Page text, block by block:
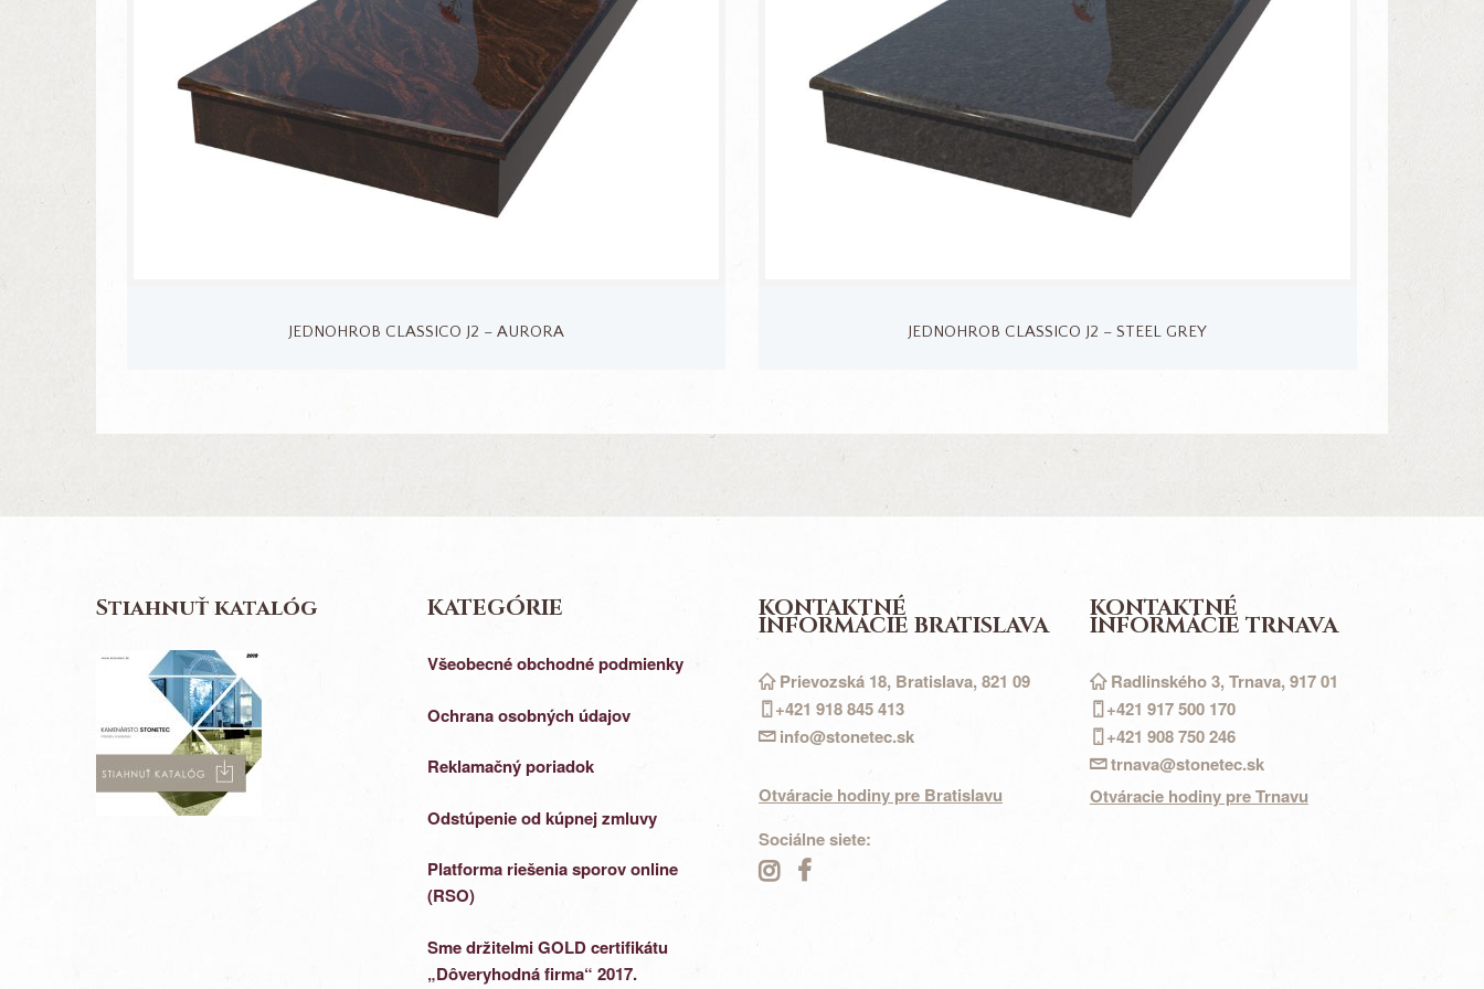
JEDNOHROB CLASSICO J2 – AURORA JEDNOHROB CLASSICO J2 – STEEL GREY
Stiahnuť katalóg KATEGÓRIE
Všeobecné obchodné podmienky
Ochrana osobných údajov
Reklamačný poriadok
Odstúpenie od kúpnej zmluvy
Platforma riešenia sporov online
(RSO)
Sme držitelmi GOLD certifikátu
„Dôveryhodná firma“ 2017.
KONTAKTNÉ
INFORMÁCIE BRATISLAVA
Prievozská 18, Bratislava, 821 09
+421 918 845 413
info@stonetec.sk
Otváracie hodiny pre Bratislavu
Sociálne siete:
KONTAKTNÉ
INFORMÁCIE TRNAVA
Radlinského 3, Trnava, 917 01
+421 917500 170
+421 908 750 246
trnava@stonetec.sk
Otváracie hodiny pre Trnavu